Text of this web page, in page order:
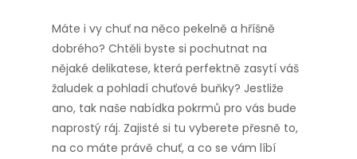
Máte i vy chuť na něco pekelně a hříšně
dobrého? Chtěli byste si pochutnat na
nějaké delikatese, která perfektně zasytí váš
žaludek a pohladí chuťové buňky? Jestliže
ano, tak naše nabídka pokrmů pro vás bude
naprostý ráj. Zajisté si tu vyberete přesně to,
na co máte právě chuť, a co se vám líbí